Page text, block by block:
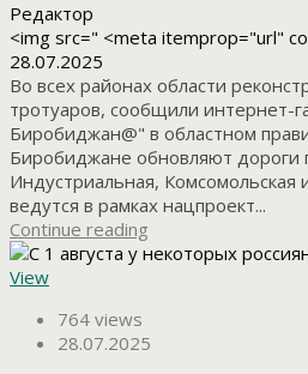
Редактор
<img src=" <meta itemprop="url"
28.07.2025
Во всех районах области
тротуаров, сообщили интернет-
Биробиджан@" в областном
Биробиджане обновляют дороги
Индустриальная, Комсомольская
ведутся в рамках нацпроект...
Continue reading
View
764 views
28.07.2025